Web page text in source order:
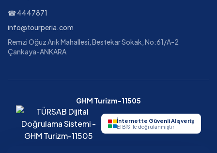
☎4447871
info@tourperia.com
Remzi Oğuz Arık Mahallesi, Bestekar Sokak, No:61/A-2
Çankaya-ANKARA
GHM Turizm-11505
İnternette Güvenli Alışveriş
ETBİS ile doğrulanmıştır